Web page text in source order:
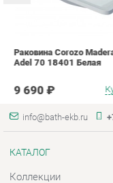
КАТАЛОГ
Шкафы в ванную
Комоды для ванной
Умывальники с тумбой
Тумбы под раковину
Зеркала в ванную